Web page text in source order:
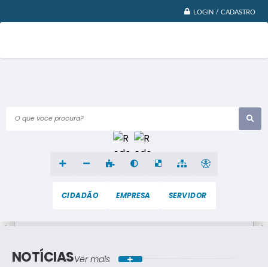
LOGIN / CADASTRO
O que voce procura?
CIDADÃO EMPRESA SERVIDOR
NOTÍCIASVer mais